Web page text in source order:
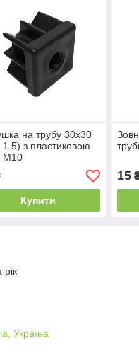
на трубу 30х30
1.5) з пластиковою
М10
Купити
15
рік
Україна